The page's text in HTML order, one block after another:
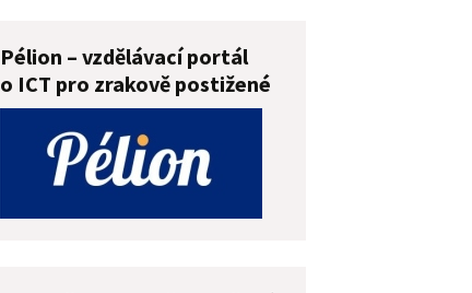
Pélion – vzdělávací portál
o ICT pro zrakově postižené